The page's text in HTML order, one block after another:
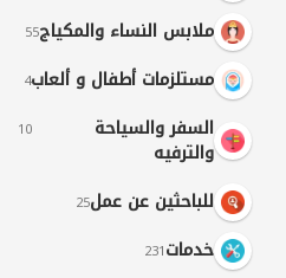
ملابس النساء والمكياج55
مستلزمات أطفال و ألعاب4
السفر والسياحة
والترفيه
10
للباحثين عن عمل25
خدمات231